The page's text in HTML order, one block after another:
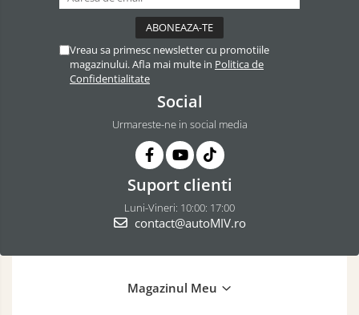
Vreau sa primesc newsletter cu promotiile
magazinului. Afla mai multe in Politica de
Confidentialitate
Social
Urmareste-ne in social media
Suport clienti
Luni-Vineri: 10:00: 17:00
contact@autoMIV.ro
Magazinul Meu